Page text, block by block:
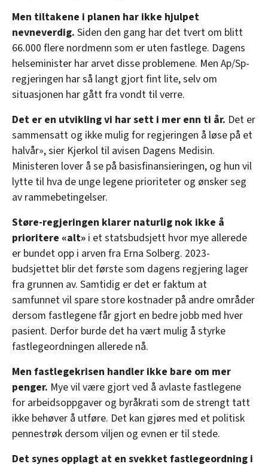
Men tiltakene i planen har ikke hjulpet
nevneverdig. Siden den gang har det tvert om blitt
66.000 flere nordmenn som er uten fastlege. Dagens
helseminister har arvet disse problemene. Men Ap/Sp-
regjeringen har så langt gjort fint lite, selv om
situasjonen har gått fra vondt til verre.
Det er en utvikling vi har sett i mer enn ti år. Det er
sammensatt og ikke mulig for regjeringen å løse på et
halvår», sier Kjerkol til avisen Dagens Medisin.
Ministeren lover å se på basisfinansieringen, og hun vil
lytte til hva de unge legene prioriteter og ønsker seg
av rammebetingelser.
Støre-regjeringen klarer naturlig nok ikke å
prioritere «alt» i et statsbudsjett hvor mye allerede
er bundet opp i arven fra Erna Solberg. 2023-
budsjettet blir det første som dagens regjering lager
fra grunnen av. Samtidig er det er faktum at
samfunnet vil spare store kostnader på andre områder
dersom fastlegene får gjort en bedre jobb med hver
pasient. Derfor burde det ha vært mulig å styrke
fastlegeordningen allerede nå.
Men fastlegekrisen handler ikke bare om mer
penger. Mye vil være gjort ved å avlaste fastlegene
for arbeidsoppgaver og byråkrati som de strengt tatt
ikke behøver å utføre. Det kan gjøres med et politisk
pennestrøk dersom viljen og evnen er til stede.
Det synes opplagt at en svekket fastlegeordning i